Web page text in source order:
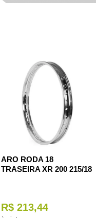
ARO RODA 18
TRASEIRA XR 200 215/18
R$ 213,44